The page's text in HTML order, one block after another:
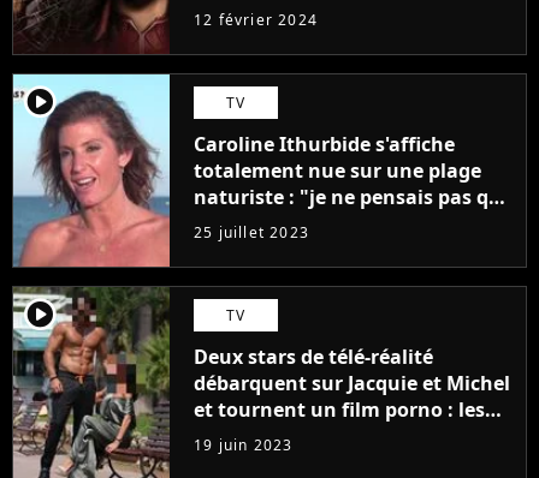
12 février 2024
player2 TV
Caroline Ithurbide s'affiche
totalement nue sur une plage
naturiste : "je ne pensais pas que
j'arriverais à le faire..."
25 juillet 2023
player2 TV
Deux stars de télé-réalité
débarquent sur Jacquie et Michel
et tournent un film porno : les
premières images du tournage
(exclu)
19 juin 2023